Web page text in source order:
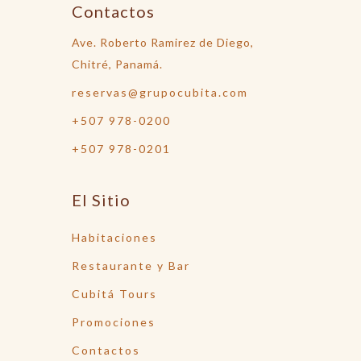
Contactos
Ave. Roberto Ramirez de Diego,
Chitré, Panamá.
reservas@grupocubita.com
+507 978-0200
+507 978-0201
El Sitio
Habitaciones
Restaurante y Bar
Cubitá Tours
Promociones
Contactos